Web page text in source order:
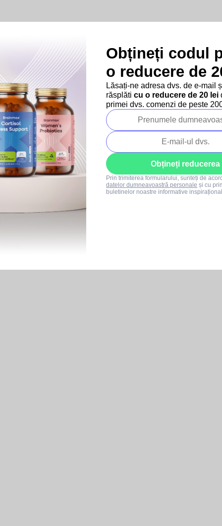
Obțineți codul
o reducere de
Lăsați-ne adresa dvs. de e-mail
răsplăti cu o reducere de 20 lei
primei dvs. comenzi de peste
Obțineți reducerea
Prin trimiterea formularului, sunteți de
datelor dumneavoastră personale și cu
buletinelor noastre informative